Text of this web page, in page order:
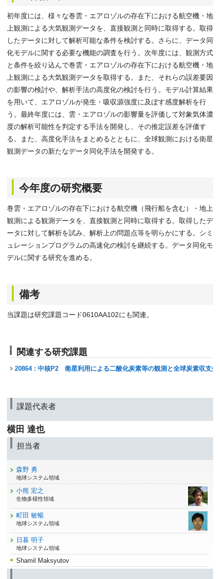
初年度には、様々な巻雲・エアロゾルの存在下における航空機・地
上観測による大気観測データを、直接観測と同時に取得する。取得
したデータに対して解析可能な条件を検討する。さらに、データ同
化モデルに関する必要な機能の調査を行う。次年度には、観測方式
と条件を絞り込んで巻雲・エアロゾルの存在下における航空機・地
上観測による大気観測データを取得する。また、それらの誤差要因
の影響の検討や、解析手法の高度化の検討を行う。モデル計算結果
を用いて、エアロゾルが発生・吸収源強度に及ぼす感度解析を行
う。最終年度には、雲・エアロゾルの影響量を評価して対象気体濃
度の解析可能性を判定する手法を開発し、その推定誤差を評価す
る。また、高度化手法をまとめるとともに、全球観測における衛星
観測データの新たなデータ同化手法を開発する。
今年度の研究概要
巻雲・エアロゾルの存在下における航空機（飛行船を含む）・地上
観測による観測データを、直接観測と同時に取得する。取得したデ
ータに対して解析を試み、解析上の問題点等を明らかにする。シミ
ュレーションプログラムの高速化の検討を継続する。データ同化モ
デルに関する研究を進める。
備考
当課題は研究課題コード0610AA102にも関連。
関連する研究課題
20864 : 中核P2 衛星利用による二酸化炭素等の観測と全球炭素収支分
課題代表者
横田 達也
担当者
森野 勇
地球システム領域
小熊 宏之
生物多様性領域
町田 敏暢
地球システム領域
日暮 明子
地球システム領域
Shamil Maksyutov